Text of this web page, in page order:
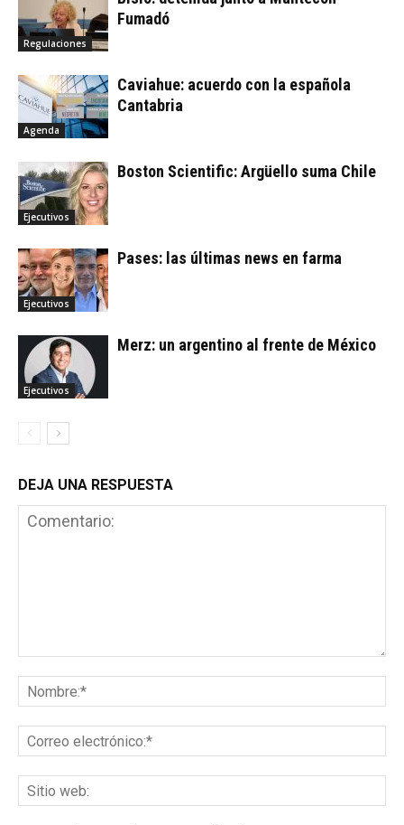
Regulaciones
Fumadó
Agenda
Caviahue: acuerdo con la española
Cantabria
Ejecutivos
Boston Scientific: Argüello suma Chile
Ejecutivos
Pases: las últimas news en farma
Ejecutivos
Merz: un argentino al frente de México
DEJA UNA RESPUESTA